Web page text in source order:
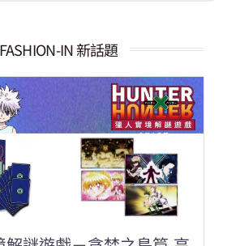
FASHION-IN 新話題